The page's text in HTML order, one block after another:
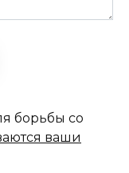
борьбы со
ваши